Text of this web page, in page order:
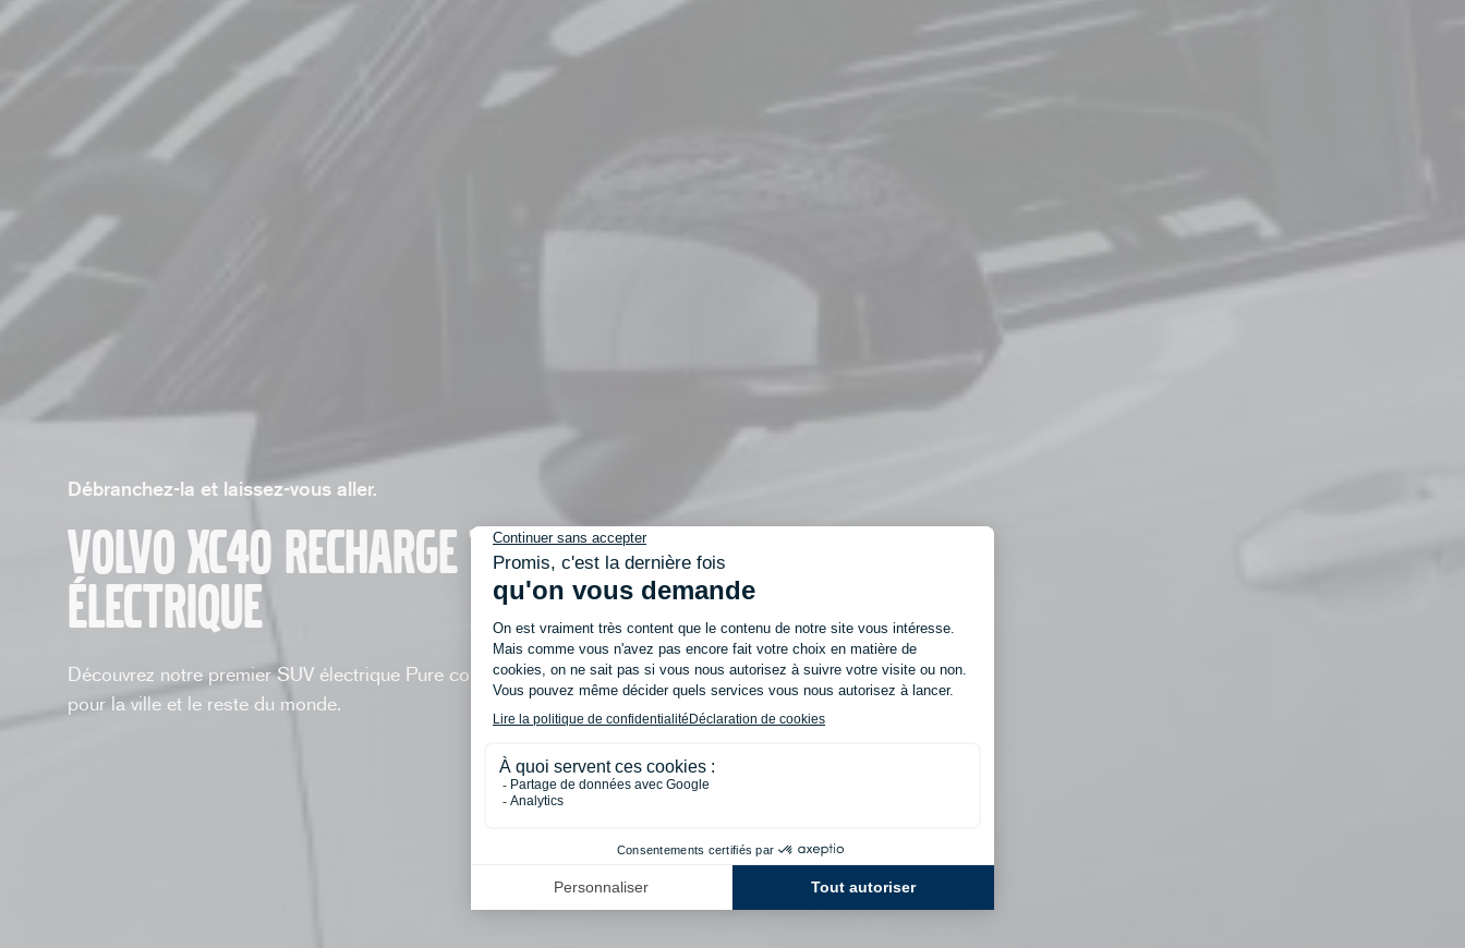
Débranchez-la et laissez-vous aller.
Volvo XC40 Recharge 100%
électrique
Découvrez notre premier SUV électrique Pure compact : conçu
pour la ville et le reste du monde.